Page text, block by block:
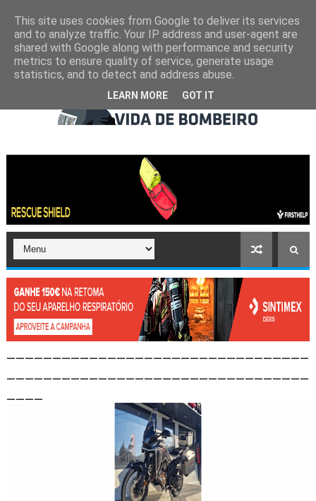
This site uses cookies from Google to deliver its services
and to analyze traffic. Your IP address and user-agent are
shared with Google along with performance and security
metrics to ensure quality of service, generate usage
statistics, and to detect and address abuse.
LEARN MORE GOT IT